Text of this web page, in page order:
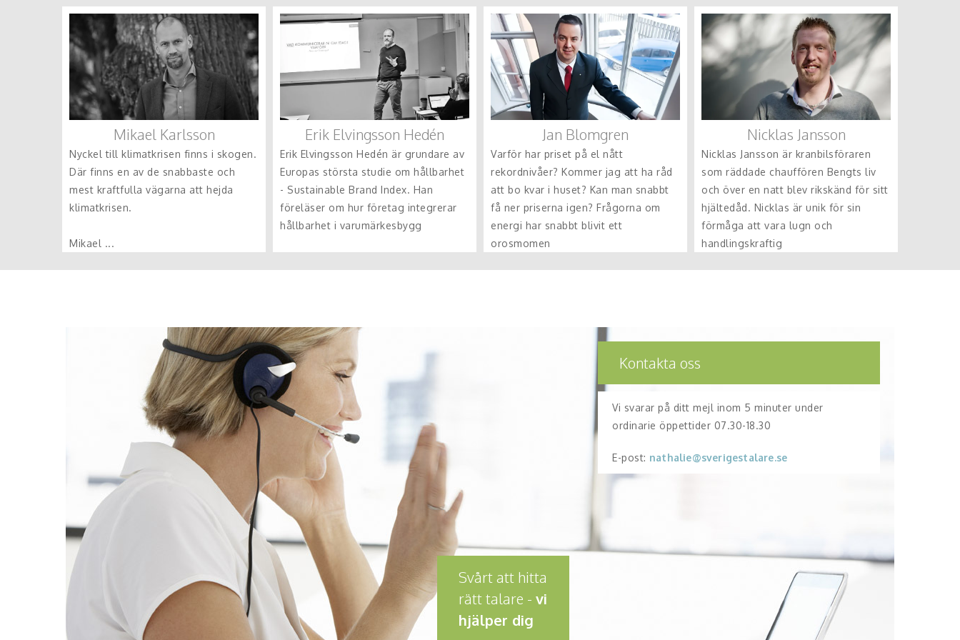
Mikael Karlsson
Nyckel till klimatkrisen finns i skogen.
Där finns en av de snabbaste och
mest kraftfulla vägarna att hejda
klimatkrisen.
Mikael ...
Erik Elvingsson Hedén
Erik Elvingsson Hedén är grundare av
Europas största studie om hållbarhet
- Sustainable Brand Index. Han
föreläser om hur företag integrerar
hållbarhet i varumärkesbygg
Jan Blomgren
Varför har priset på el nått
rekordnivåer? Kommer jag att ha råd
att bo kvar i huset? Kan man snabbt
få ner priserna igen? Frågorna om
energi har snabbt blivit ett
orosmomen
Nicklas Jansson
Nicklas Jansson är kranbilsföraren
som räddade chauffören Bengts liv
och över en natt blev rikskänd för sitt
hjältedåd. Nicklas är unik för sin
förmåga att vara lugn och
handlingskraftig
Svårt att hitta
rätt talare - vi
hjälper dig
Kontakta oss
Vi svarar på ditt mejl inom 5 minuter under
ordinarie öppettider 07.30-18.30
E-post: nathalie@sverigestalare.se